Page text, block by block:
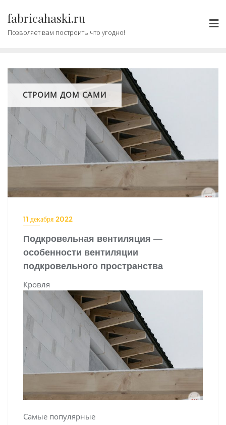
содержимому
fabricahaski.ru
Позволяет вам построить что угодно!
СТРОИМ ДОМ САМИ
11 декабря 2022
Подкровельная вентиляция —
особенности вентиляции
подкровельного пространства
Кровля
Самые популярные